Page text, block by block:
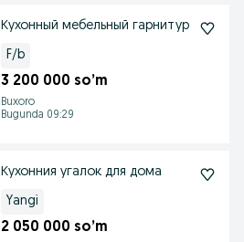
Кухонный мебельный гарнитур
F/b
3 200 000 so’m
Buxoro
Bugunda 09:29
Кухонния угалок для дома
Yangi
2 050 000 so’m